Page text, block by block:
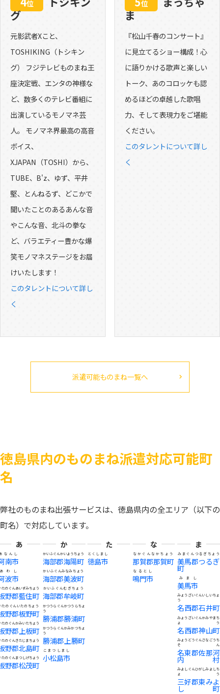
位
グ
元影武者Xこと、
TOSHIKING（トシキン
グ） フジテレビものまね王
座決定戦、エンタの神様な
ど、数多くのテレビ番組に
出演しているモノマネ芸
人。 モノマネ界最高の高音
ボイス、
XJAPAN（TOSHI）から、
TUBE、B'z、ゆず、平井
堅、とんねるず、どこかで
聞いたことのあるあんな音
やこんな音、北斗の拳な
ど、バラエティー豊かな爆
笑モノマネステージをお届
けいたします！
このタレントについて詳し
く
位
ま
『松山千春のコンサート』
に見立てるショー構成！心
に語りかける歌声と楽しい
トーク、あのコロッケも認
めるほどの卓越した歌唱
力、そして表現力をご堪能
ください。
このタレントについて詳し
く
派遣可能ものまね一覧へ
徳島県内のものまね派遣対応可能町
名
弊社のものまね出張サービスは、徳島県内の全エリア（以下の
町名）で対応しています。
あ
南市
なんし
波市
あわし
野郡藍住町
たのぐんあいずみちょう
野郡板野町
たのぐんいたのちょう
野郡上板町
たのぐんかみいたちょう
野郡北島町
たのぐんきたじまちょう
野郡松茂町
たのぐんまつしげちょう
か
海部郡海陽町
かいふぐんかいようちょう
海部郡美波町
かいふぐんみなみちょう
海部郡牟岐町
かいふぐんむぎちょう
勝浦郡勝浦町
かつうらぐんかつうらちょ
う
勝浦郡上勝町
かつうらぐんかみかつちょ
う
小松島市
こまつしまし
た
徳島市
とくしまし
な
那賀郡那賀町
なかぐんなかちょう
鳴門市
なるとし
ま
美馬郡つるぎ
町
みまぐんつるぎちょう
美馬市
みまし
名西郡石井町
みょうざいぐんいしいちょ
う
名西郡神山町
みょうざいぐんかみやまち
ょう
名東郡佐那河
内村
みょうどうぐんさなごうち
そん
三好郡東みよ
し町
みよしぐんひがしみよしち
ょう